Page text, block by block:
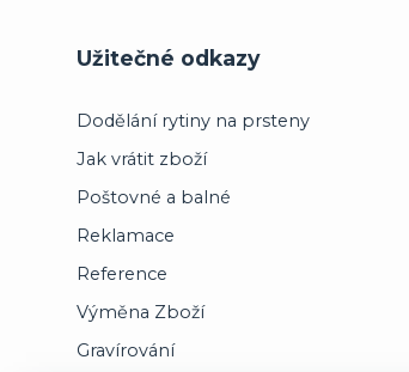
Užitečné odkazy
Dodělání rytiny na prsteny
Jak vrátit zboží
Poštovné a balné
Reklamace
Reference
Výměna Zboží
Gravírování